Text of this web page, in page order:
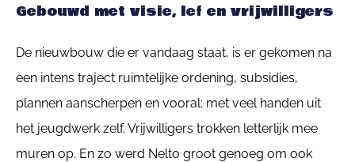
Gebouwd met visie, lef en vrijwilligers
De nieuwbouw die er vandaag staat, is er gekomen na
een intens traject ruimtelijke ordening, subsidies,
plannen aanscherpen en vooral: met veel handen uit
het jeugdwerk zelf. Vrijwilligers trokken letterlijk mee
muren op. En zo werd Nelto groot genoeg om ook